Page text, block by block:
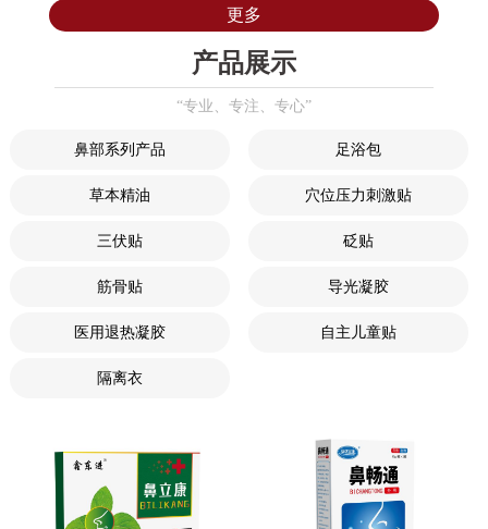
更多
产品展示
“专业、专注、专心”
鼻部系列产品 足浴包
草本精油 穴位压力刺激贴
三伏贴 砭贴
筋骨贴 导光凝胶
医用退热凝胶 自主儿童贴
隔离衣